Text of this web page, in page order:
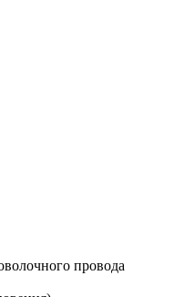
провода